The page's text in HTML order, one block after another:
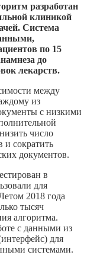
разработан
клиникой
Система
по 15
до
лекарств.
между
из
с низкими
число
сократить
документов.
в
для
2018 года
тысяч
алгоритма.
с данными из
для
системами.